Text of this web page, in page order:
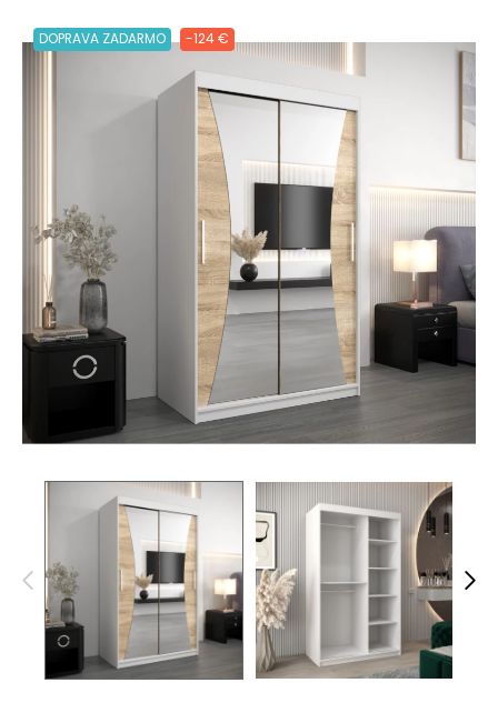
DOPRAVA ZADARMO -124 €